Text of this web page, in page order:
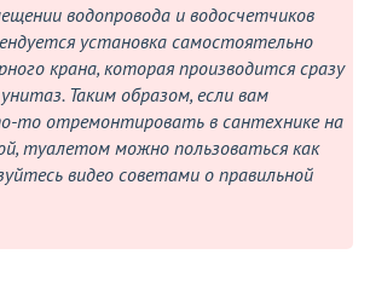
водопровода и водосчетчиков
установка самостоятельно
крана, которая производится сразу
Таким образом, если вам
то отремонтировать в сантехнике на
туалетом можно пользоваться как
видео советами о правильной